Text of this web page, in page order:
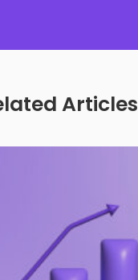
Articles